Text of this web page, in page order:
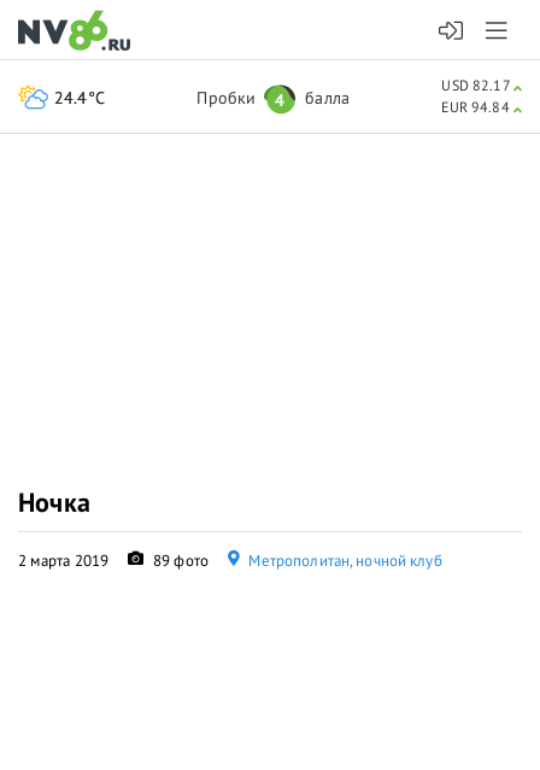
Ночка
2 марта 2019 89 фото Метрополитан, ночной клуб
24.4°C Пробки 4 балла
USD 82.17
EUR 94.84